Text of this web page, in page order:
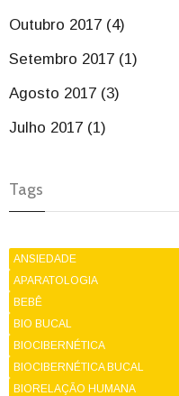
Outubro 2017 (4)
Setembro 2017 (1)
Agosto 2017 (3)
Julho 2017 (1)
Tags
ANSIEDADE
APARATOLOGIA
BEBÊ
BIO BUCAL
BIOCIBERNÉTICA
BIOCIBERNÉTICA BUCAL
BIORELAÇÃO HUMANA